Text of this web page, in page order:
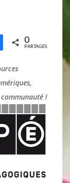
0
PARTAGES
!